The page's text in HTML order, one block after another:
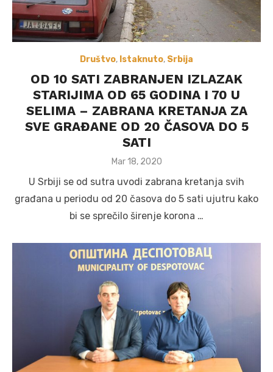
Društvo, Istaknuto, Srbija
OD 10 SATI ZABRANJEN IZLAZAK
STARIJIMA OD 65 GODINA I 70 U
SELIMA – ZABRANA KRETANJA ZA
SVE GRAĐANE OD 20 ČASOVA DO 5
SATI
Posted
Mar 18, 2020
U Srbiji se od sutra uvodi zabrana kretanja svih
građana u periodu od 20 časova do 5 sati ujutru kako
bi se sprečilo širenje korona …